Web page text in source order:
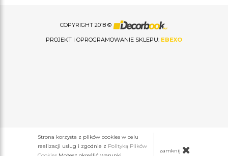
COPYRIGHT 2018 ©
PROJEKT I OPROGRAMOWANIE SKLEPU: EBEXO
Strona korzysta z plików cookies w celu
realizacji usług i zgodnie z Polityką Plików
zamknij